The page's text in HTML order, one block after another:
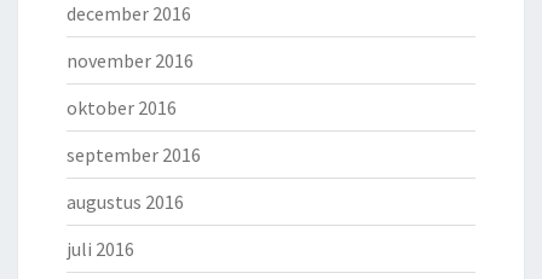
december 2016
november 2016
oktober 2016
september 2016
augustus 2016
juli 2016